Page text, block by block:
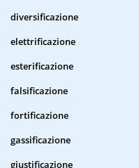
diversificazione
elettrificazione
esterificazione
falsificazione
fortificazione
gassificazione
giustificazione